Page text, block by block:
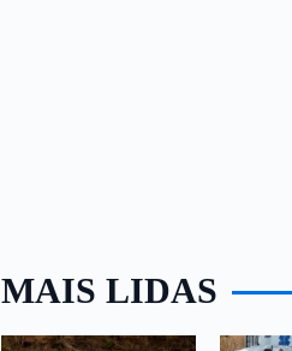
MAIS LIDAS